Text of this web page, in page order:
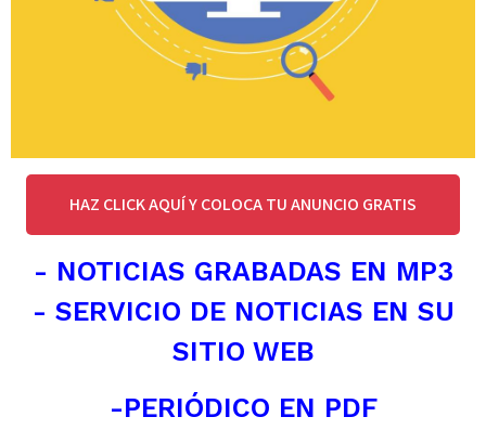
HAZ CLICK AQUÍ Y COLOCA TU ANUNCIO GRATIS
- NOTICIAS GRABADAS EN MP3
- SERVICIO DE NOTICIAS EN SU
SITIO WEB
-PERIÓDICO EN PDF